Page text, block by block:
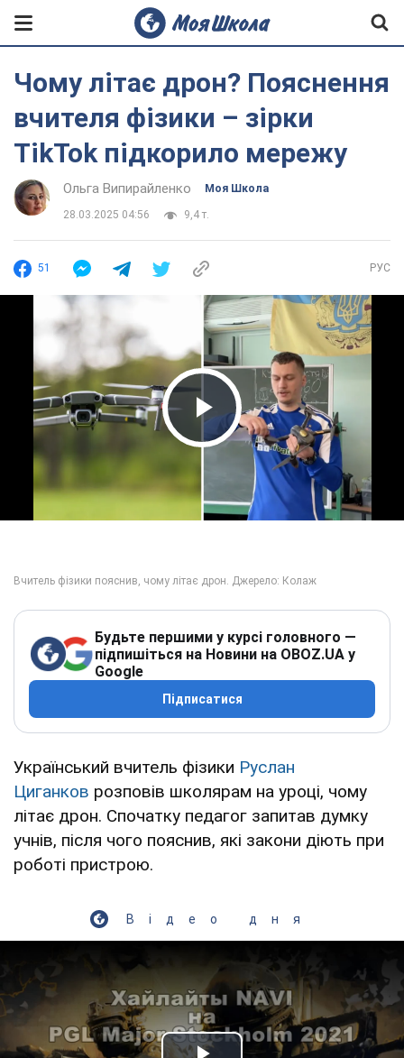
Чому літає дрон? Пояснення
вчителя фізики – зірки
TikTok підкорило мережу
Ольга Випирайленко Моя Школа
28.03.2025 04:56 9,4 т.
51 РУС
Play Video
Будьте першими у курсі головного —
підпишіться на Новини на OBOZ.UA у
Google
Підписатися
Український вчитель фізики Руслан
Циганков розповів школярам на уроці, чому
літає дрон. Спочатку педагог запитав думку
учнів, після чого пояснив, які закони діють при
роботі пристрою.
Відео дня